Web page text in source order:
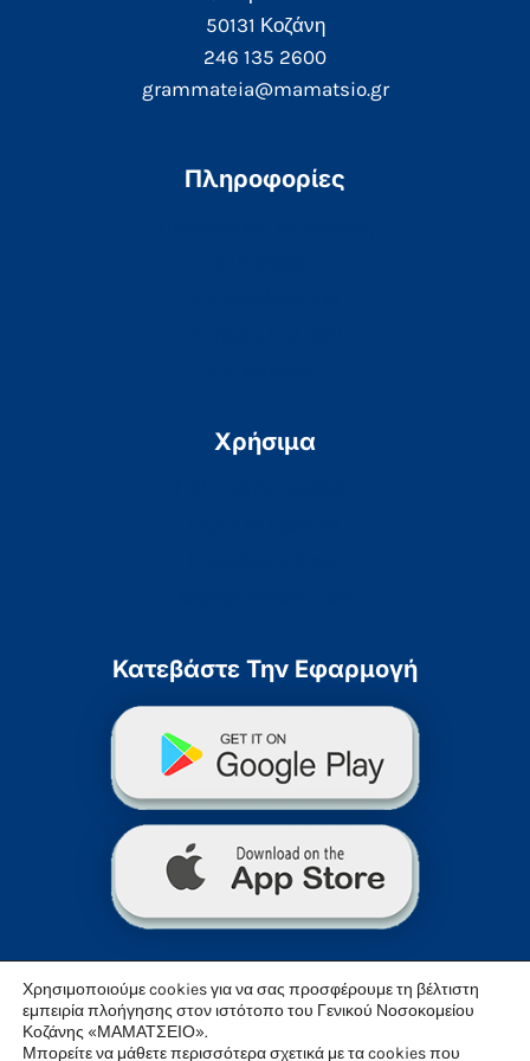
50131 Κοζάνη
246 135 2600
grammateia@mamatsio.gr
Πληροφορίες
Χρήσιμα
Κατεβάστε Την Εφαρμογή
Χρησιμοποιούμε cookies για να σας προσφέρουμε τη βέλτιστη
εμπειρία πλοήγησης στον ιστότοπο του Γενικού Νοσοκομείου
Κοζάνης «ΜΑΜΑΤΣΕΙΟ».
Μπορείτε να μάθετε περισσότερα σχετικά με τα cookies που